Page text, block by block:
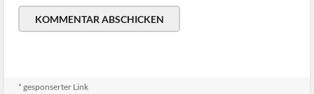
* gesponserter Link